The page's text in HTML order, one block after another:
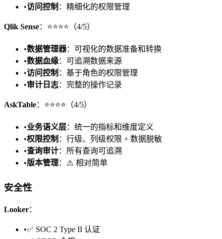
•访问控制 ：精细化的权限管理
Qlik Sense：⭐⭐⭐⭐（4/5）
•数据管理器：可视化的数据准备和转换
•数据血缘：可追溯数据来源
•访问控制 ：基于角色的权限管理
•审计日志：完整的操作记录
AskTable：⭐⭐⭐⭐（4/5）
•业务语义层：统一的指标和维度定义
•权限控制 ：行级、列级权限 + 数据脱敏
•查询审计：所有查询可追溯
•版本管理：⚠️ 相对简单
安全性
Looker：
•✅ SOC 2 Type II 认证